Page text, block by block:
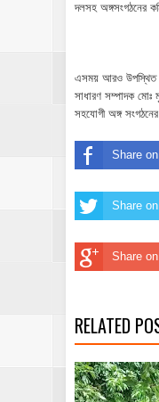
দলসহ অঙ্গসংগঠনের
এসময় আরও উপস্থিত
সাধারণ সম্পাদক মোঃ
সহযোগী অঙ্গ
Share
Share
Share
RELATED